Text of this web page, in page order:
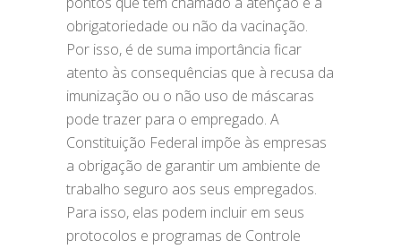
obrigatoriedade ou não da vacinação.⠀
Por isso, é de suma importância ficar
atento às consequências que à recusa da
imunização ou o não uso de máscaras
pode trazer para o empregado. A
Constituição Federal impõe às empresas
a obrigação de garantir um ambiente de
trabalho seguro aos seus empregados.
Para isso, elas podem incluir em seus
protocolos e programas de Controle